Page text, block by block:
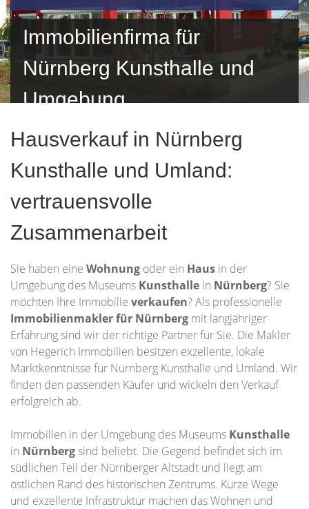
Immobilienfirma für
Nürnberg Kunsthalle und
Umgebung
Hausverkauf in Nürnberg
Kunsthalle und Umland:
vertrauensvolle
Zusammenarbeit
Sie haben eine Wohnung oder ein Haus in der
Umgebung des Museums Kunsthalle in Nürnberg? Sie
möchten Ihre Immobilie verkaufen? Als professionelle
Immobilienmakler für Nürnberg mit langjähriger
Erfahrung sind wir der richtige Partner für Sie. Die Makler
von Hegerich Immobilien besitzen exzellente, lokale
Marktkenntnisse für Nürnberg Kunsthalle und Umland. Wir
finden den passenden Käufer und wickeln den Verkauf
erfolgreich ab.
Immobilien in der Umgebung des Museums Kunsthalle
in Nürnbergsind beliebt. Die Gegend befindet sich im
südlichen Teil der Nürnberger Altstadt und liegt am
östlichen Rand des historischen Zentrums. Kurze Wege
und exzellente Infrastruktur machen das Wohnen und